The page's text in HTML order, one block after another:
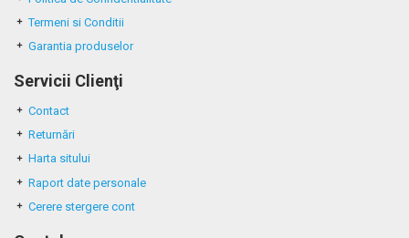
Termeni si Conditii
Garantia produselor
Servicii Clienţi
Contact
Returnări
Harta sitului
Raport date personale
Cerere stergere cont